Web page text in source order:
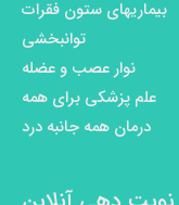
بیماریهای ستون فقرات
توانبخشی
نوار عصب و عضله
علم پزشکی برای همه
درمان همه جانبه درد